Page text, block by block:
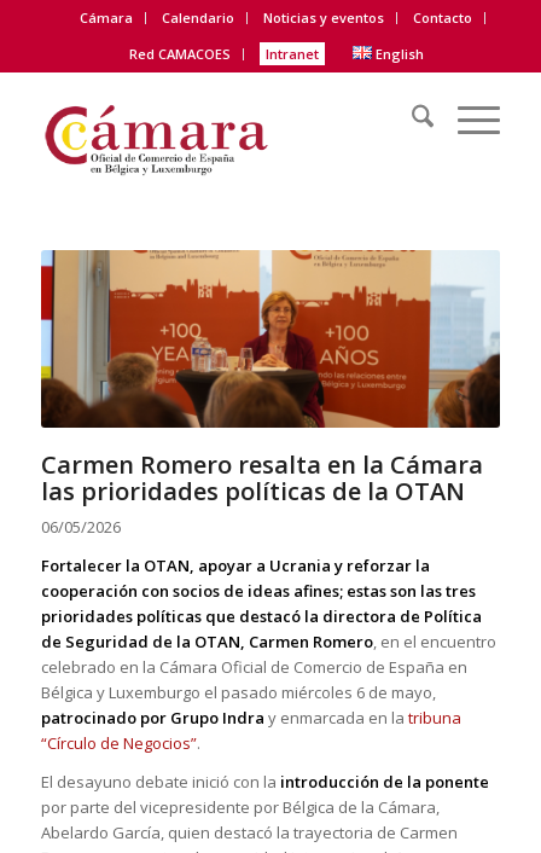
Cámara Calendario Noticias y eventos
Contacto
Red CAMACOES
Intranet English
Carmen Romero resalta en la Cámara
las prioridades políticas de la OTAN
06/05/2026
Fortalecer la OTAN, apoyar a Ucrania y reforzar la
cooperación con socios de ideas afines; estas son las tres
prioridades políticas que destacó la directora de Política
de Seguridad de la OTAN, Carmen Romero, en el encuentro
celebrado en la Cámara Oficial de Comercio de España en
Bélgica y Luxemburgo el pasado miércoles 6 de mayo,
patrocinado por Grupo Indra y enmarcada en la tribuna
“Círculo de Negocios”.
El desayuno debate inició con la introducción de la ponente
por parte del vicepresidente por Bélgica de la Cámara,
Abelardo García, quien destacó la trayectoria de Carmen